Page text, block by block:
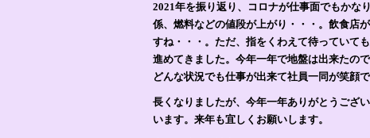
2021年を振り返り、コロナが仕事面でもかな
係、燃料などの値段が上がり・・・。飲食店
すね・・・。ただ、指をくわえて待っていて
進めてきました。今年一年で地盤は出来たの
どんな状況でも仕事が出来て社員一同が笑顔
長くなりましたが、今年一年ありがとうござ
います。来年も宜しくお願いします。